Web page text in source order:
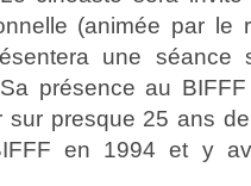
(animée par le
une séance
présence au
sur presque 25 ans
en 1994 et y